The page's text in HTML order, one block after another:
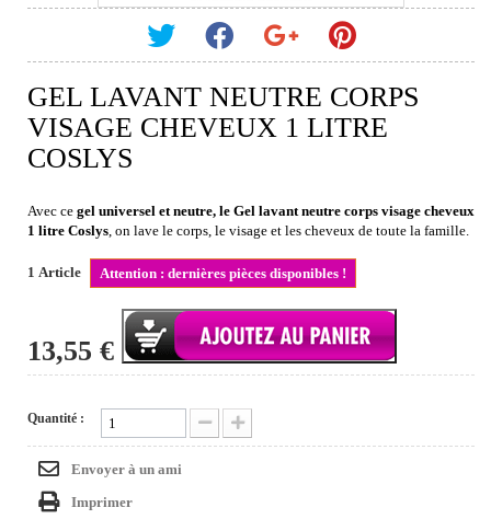
GEL LAVANT NEUTRE CORPS
VISAGE CHEVEUX 1 LITRE
COSLYS
Avec ce gel universel et neutre, le Gel lavant neutre corps visage cheveux
1 litre Coslys, on lave le corps, le visage et les cheveux de toute la famille.
1 Article Attention : dernières pièces disponibles !
13,55 €
Quantité :
Envoyer à un ami
Imprimer